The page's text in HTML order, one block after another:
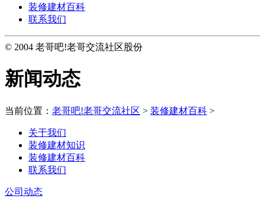
装修建材百科
联系我们
© 2004 老哥吧!老哥交流社区股份
新闻动态
当前位置： 老哥吧!老哥交流社区 > 装修建材百科 >
关于我们
装修建材知识
装修建材百科
联系我们
公司动态